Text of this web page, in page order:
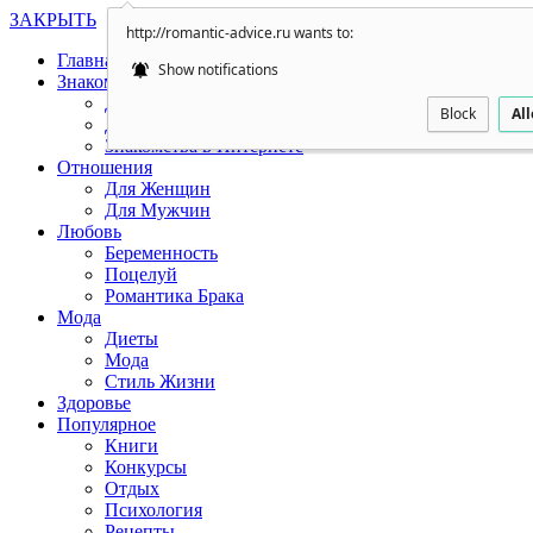
http://romantic-advice.ru wants to:
Show notifications
Block
ЗАКРЫТЬ
Главная
Знакомства
Для Женщин
Для Мужчин
Знакомства в Интернете
Отношения
Для Женщин
Для Мужчин
Любовь
Беременность
Поцелуй
Романтика Брака
Мода
Диеты
Мода
Стиль Жизни
Здоровье
Популярное
Книги
Конкурсы
Отдых
Психология